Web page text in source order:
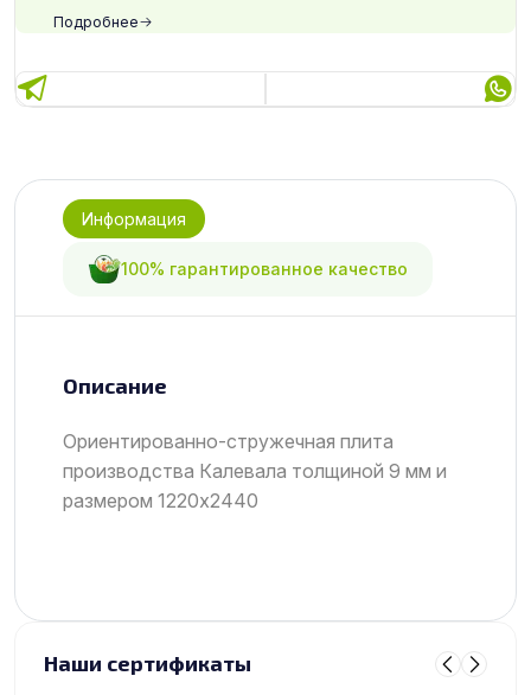
Подробнее
Информация
100% гарантированное качество
Описание
Ориентированно-стружечная плита
производства Калевала толщиной 9 мм и
размером 1220х2440
Наши сертификаты